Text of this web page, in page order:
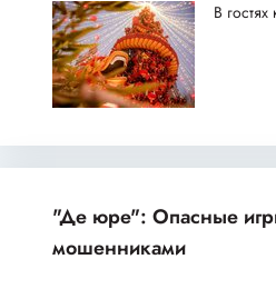
В
"Де юре": Опасные
мошенниками